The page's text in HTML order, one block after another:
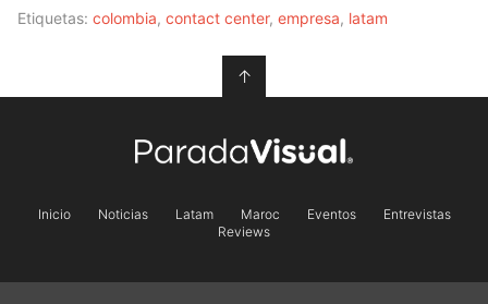
Etiquetas: colombia, contact center, empresa, latam
↑
Inicio Noticias Latam Maroc Eventos
Entrevistas
Reviews